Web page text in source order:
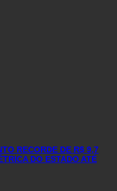
RECORDE DE R$ 9,7
DO ESTADO ATÉ